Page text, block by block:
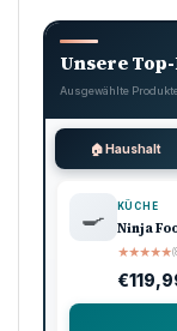
Unsere
Ausgewählte
🏠 Haushalt
🍳 KÜCHE
Ninja
★★★★★